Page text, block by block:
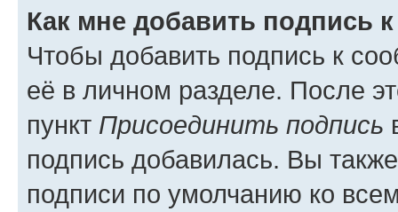
Как мне добавить подпись
Чтобы добавить подпись к
её в личном разделе. После
пункт Присоединить подпись
подпись добавилась. Вы
подписи по умолчанию ко